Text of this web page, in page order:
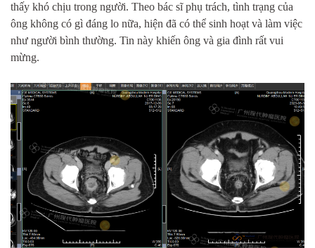
thấy khó chịu trong người. Theo bác sĩ phụ trách, tình trạng của
ông không có gì đáng lo nữa, hiện đã có thể sinh hoạt và làm việc
như người bình thường. Tin này khiến ông và gia đình rất vui
mừng.